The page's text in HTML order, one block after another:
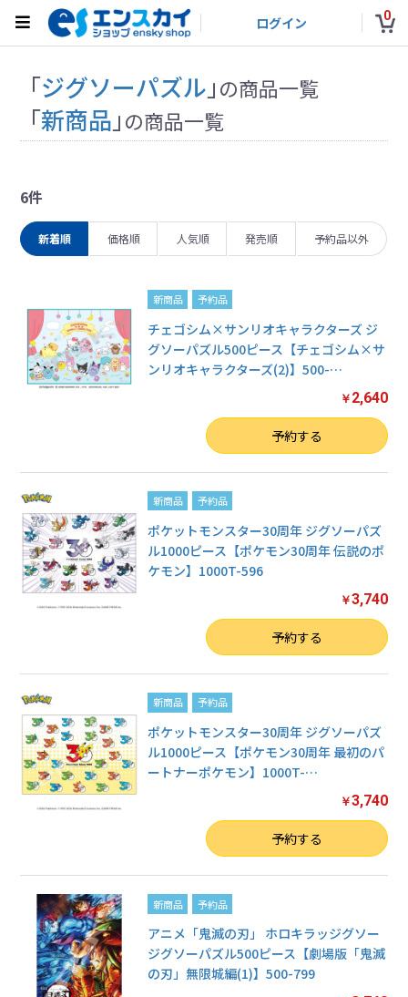
ログイン 0
「ジグソーパズル 」の商品一覧
「新商品 」の商品一覧
6件
新着順 価格順 人気順 発売順 予約品以外
新商品 予約品
チェゴシム×サンリオキャラクターズ ジ
グソーパズル500ピース【チェゴシム×サ
ンリオキャラクターズ(2)】500-…
￥ 2,640
予約する
新商品 予約品
ポケットモンスター30周年 ジグソーパズ
ル1000ピース【ポケモン30周年 伝説のポ
ケモン】1000T-596
￥3,740
予約する
新商品 予約品
ポケットモンスター30周年 ジグソーパズ
ル1000ピース【ポケモン30周年 最初のパ
ートナーポケモン】1000T-…
￥3,740
予約する
新商品 予約品
アニメ「鬼滅の刃」 ホロキラッジグソー
ジグソーパズル500ピース【劇場版「鬼滅
の刃」無限城編(1)】500-799